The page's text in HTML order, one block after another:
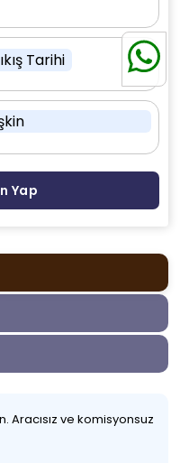
Tarihi
Yap
Aracısız ve komisyonsuz